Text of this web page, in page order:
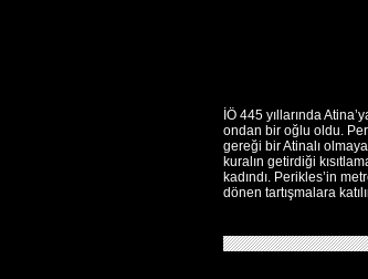
İÖ 445 yıllarında
ondan bir oğlu oldu.
gereği bir Atinalı
kuralın getirdiği
kadındı. Perikles’in
dönen tartışmalara